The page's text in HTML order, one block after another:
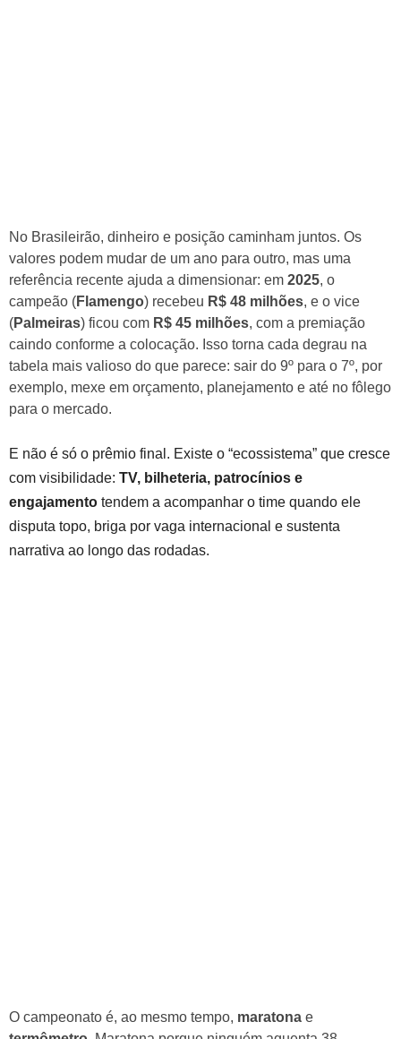
No Brasileirão, dinheiro e posição caminham juntos. Os
valores podem mudar de um ano para outro, mas uma
referência recente ajuda a dimensionar: em 2025, o
campeão (Flamengo) recebeu R$ 48 milhões, e o vice
(Palmeiras) ficou com R$ 45 milhões, com a premiação
caindo conforme a colocação. Isso torna cada degrau na
tabela mais valioso do que parece: sair do 9º para o 7º, por
exemplo, mexe em orçamento, planejamento e até no fôlego
para o mercado.
E não é só o prêmio final. Existe o “ecossistema” que cresce
com visibilidade: TV, bilheteria, patrocínios e
engajamento tendem a acompanhar o time quando ele
disputa topo, briga por vaga internacional e sustenta
narrativa ao longo das rodadas.
O campeonato é, ao mesmo tempo, maratona e